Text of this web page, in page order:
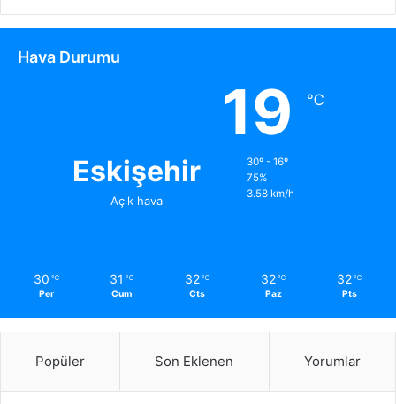
Hava Durumu
Eskişehir
Açık hava
19 ℃
30º - 16º
75%
3.58 km/h
30 ℃
Per
31 ℃
Cum
32 ℃
Cts
32 ℃
Paz
32 ℃
Pts
Popüler Son Eklenen Yorumlar